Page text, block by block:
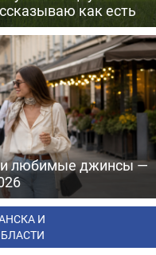
как есть
любимые джинсы —
И